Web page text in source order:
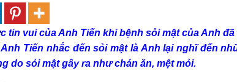
tin vui của Anh Tiến khi bệnh sỏi mật của Anh
Tiến nhắc đến sỏi mật là Anh lại nghĩ đến
do sỏi mật gây ra như chán ăn, mệt mỏi.